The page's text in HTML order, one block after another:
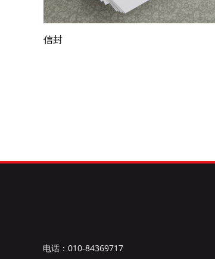
信封
电话：010-84369717